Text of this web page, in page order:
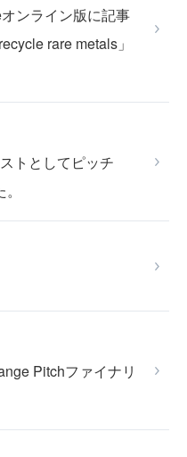
ンライン版に記事
rare metals」
トとしてピッチ
Pitchファイナリ